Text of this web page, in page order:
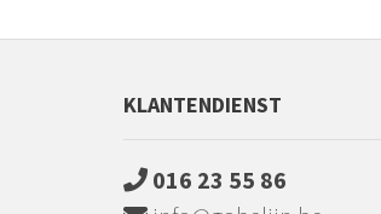
KLANTENDIENST
016 23 55 86